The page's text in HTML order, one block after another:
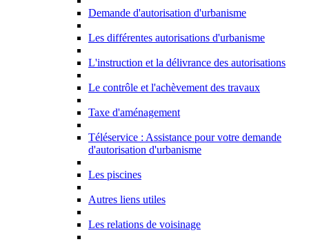
Demande d'autorisation d'urbanisme
Les différentes autorisations d'urbanisme
L'instruction et la délivrance des autorisations
Le contrôle et l'achèvement des travaux
Taxe d'aménagement
Téléservice : Assistance pour votre demande
d'autorisation d'urbanisme
Les piscines
Autres liens utiles
Les relations de voisinage